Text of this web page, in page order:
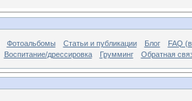
Фотоальбомы Статьи и публикации Блог
FAQ
Воспитание/дрессировка
Грумминг Обратная